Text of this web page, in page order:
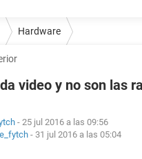
Hardware
video y no son las
- 25 jul 2016 a las 09:56
- 31 jul 2016 a las 05:04